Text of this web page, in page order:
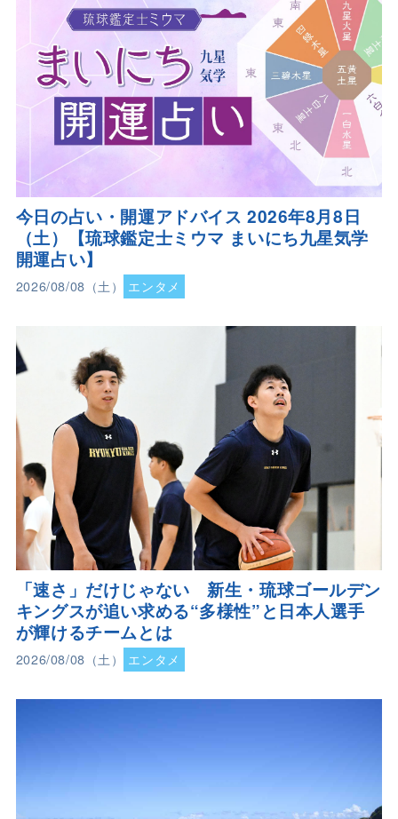
今日の占い・開運アドバイス 2026年8月8日
（土）【琉球鑑定士ミウマ まいにち九星気学
開運占い】
2026/08/08（土） エンタメ
「速さ」だけじゃない 新生・琉球ゴールデン
キングスが追い求める“多様性”と日本人選手
が輝けるチームとは
2026/08/08（土） エンタメ